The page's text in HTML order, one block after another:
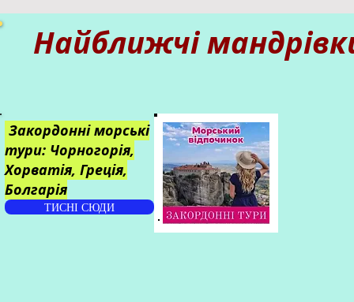
Найближчі
Закордонні морські
тури: Чорногорія,
Хорватія, Греція,
Болгарія
ТИСНІ СЮДИ